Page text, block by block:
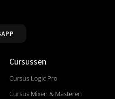
Cursussen
Cursus Logic Pro
Cursus Mixen & Masteren